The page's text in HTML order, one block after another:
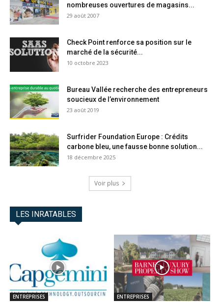
nombreuses ouvertures de magasins...
29 août 2007
Check Point renforce sa position sur le
marché de la sécurité...
10 octobre 2023
Bureau Vallée recherche des entrepreneurs
soucieux de l’environnement
23 août 2019
Surfrider Foundation Europe : Crédits
carbone bleu, une fausse bonne solution...
18 décembre 2025
Voir plus
LES INRATABLES
ENTREPRISES ENTREPRISES